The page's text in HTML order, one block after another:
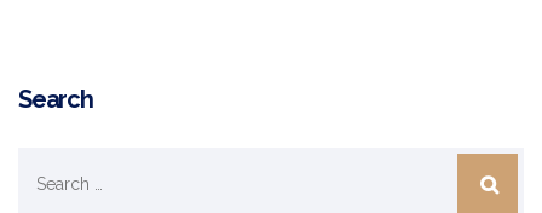
Search